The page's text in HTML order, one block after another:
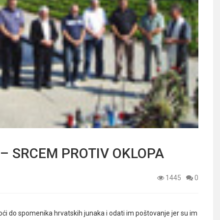
SRCEM PROTIV OKLOPA
1445 0
do spomenika hrvatskih junaka i odati im poštovanje jer su im